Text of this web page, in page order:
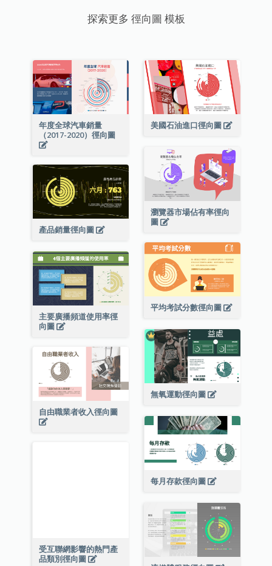
探索更多 徑向圖 模板
年度全球汽車銷量
（2017-2020）徑向圖
美國石油進口徑向圖
瀏覽器市場佔有率徑向
圖
產品銷量徑向圖
平均考試分數徑向圖
主要廣播頻道使用率徑
向圖
無氧運動徑向圖
自由職業者收入徑向圖
每月存款徑向圖
受互聯網影響的熱門產
品類別徑向圖